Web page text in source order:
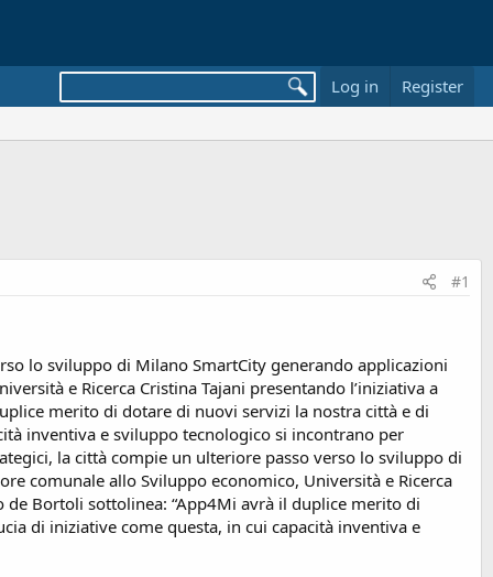
Log in Register
#1
lo sviluppo di Milano SmartCity generando applicazioni
e Ricerca Cristina Tajani presentando l’iniziativa a
merito di dotare di nuovi servizi la nostra città e di
inventiva e sviluppo tecnologico si incontrano per
la città compie un ulteriore passo verso lo sviluppo di
comunale allo Sviluppo economico, Università e Ricerca
de Bortoli sottolinea: “App4Mi avrà il duplice merito di
di iniziative come questa, in cui capacità inventiva e